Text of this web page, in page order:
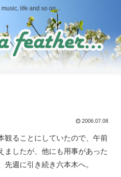
life and so on...
2006.07.08
ることにしていたので、午前
ましたが、他にも用事があった
週に引き続き六本木へ。